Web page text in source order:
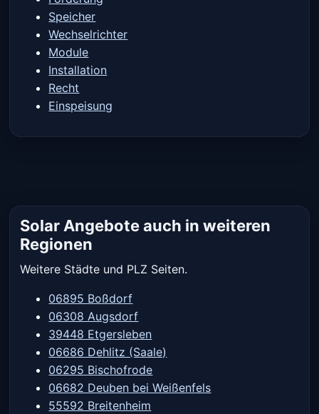
Speicher
Wechselrichter
Module
Installation
Recht
Einspeisung
Solar Angebote auch in weiteren
Regionen
Weitere Städte und PLZ Seiten.
06895 Boßdorf
06308 Augsdorf
39448 Etgersleben
06686 Dehlitz (Saale)
06295 Bischofrode
06682 Deuben bei Weißenfels
55592 Breitenheim